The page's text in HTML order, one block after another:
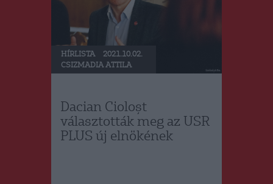
HÍRLISTA
2021.10.02.
CSIZMADIA ATTILA
Dacian Cioloșt
választották meg az USR
PLUS új elnökének